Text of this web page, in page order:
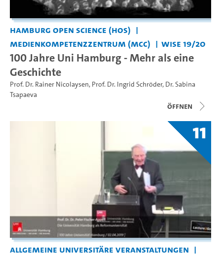
Hamburg Open Science (HOS)
Medienkompetenzzentrum (MCC)
WiSe 19/20
100 Jahre Uni Hamburg - Mehr als eine
Geschichte
Prof. Dr. Rainer Nicolaysen, Prof. Dr. Ingrid Schröder, Dr. Sabina
Tsapaeva
Öffnen
11
Allgemeine universitäre Veranstaltungen